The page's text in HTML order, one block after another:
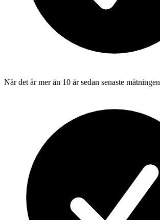
När det är mer än 10 år sedan senaste mätningen